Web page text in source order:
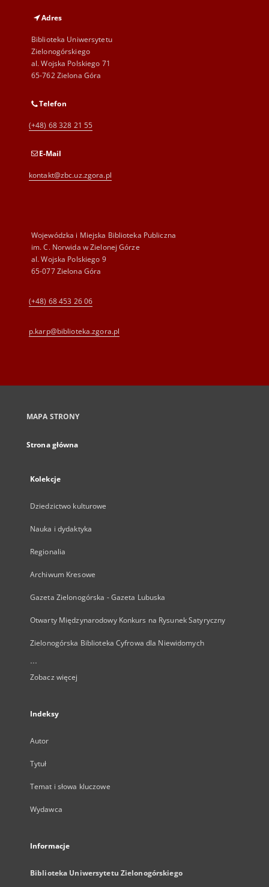
Adres
Biblioteka Uniwersytetu
Zielonogórskiego
al. Wojska Polskiego 71
65-762 Zielona Góra
Telefon
(+48) 68 328 21 55
E-Mail
kontakt@zbc.uz.zgora.pl
Wojewódzka i Miejska Biblioteka Publiczna
im. C. Norwida w Zielonej Górze
al. Wojska Polskiego 9
65-077 Zielona Góra
(+48) 68 453 26 06
p.karp@biblioteka.zgora.pl
MAPA STRONY
Strona główna
Kolekcje
Dziedzictwo kulturowe
Nauka i dydaktyka
Regionalia
Archiwum Kresowe
Gazeta Zielonogórska - Gazeta Lubuska
Otwarty Międzynarodowy Konkurs na Rysunek Satyryczny
Zielonogórska Biblioteka Cyfrowa dla Niewidomych
...
Zobacz więcej
Indeksy
Autor
Tytuł
Temat i słowa kluczowe
Wydawca
Informacje
Biblioteka Uniwersytetu Zielonogórskiego